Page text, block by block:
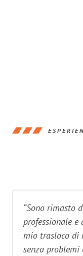
“Sono rimasto
professionale
mio trasloco di
senza problemi